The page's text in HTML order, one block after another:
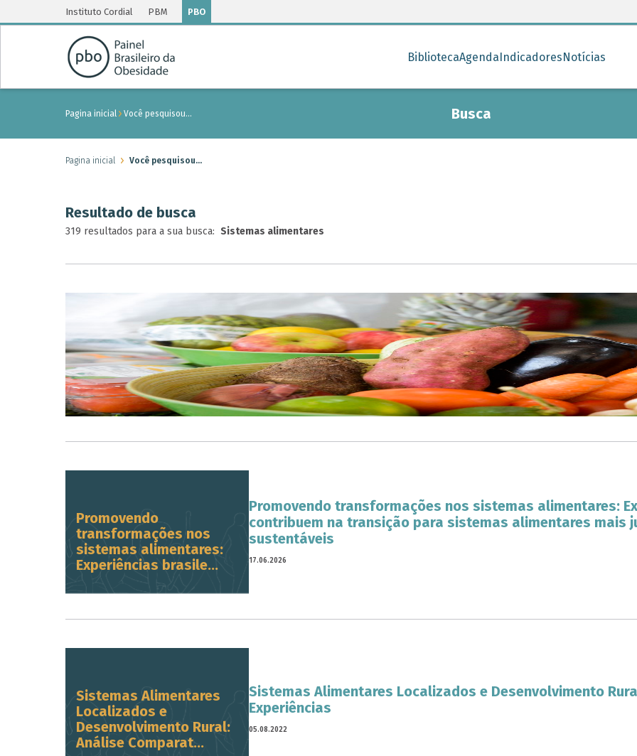
Instituto Cordial PBM PBO
BibliotecaAgendaIndicadoresNotícias
Pagina inicial Você pesquisou… Busca
Pagina inicial Você pesquisou…
Resultado de busca
319 resultados para a sua busca: Sistemas alimentares
Promovendo
transformações nos
sistemas alimentares:
Experiências brasile...
Promovendo transformações nos sistemas alimentares:
contribuem na transição para sistemas alimentares mais
sustentáveis
17.06.2026
Sistemas Alimentares
Localizados e
Desenvolvimento Rural:
Análise Comparat...
Sistemas Alimentares Localizados e Desenvolvimento
Experiências
05.08.2022